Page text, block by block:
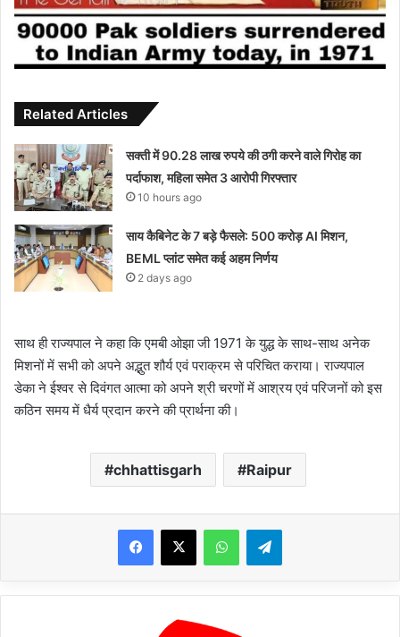
Related Articles
सक्ती में 90.28 लाख रुपये की ठगी करने वाले गिरोह का
पर्दाफाश, महिला समेत 3 आरोपी गिरफ्तार
10 hours ago
साय कैबिनेट के 7 बड़े फैसले: 500 करोड़ AI मिशन,
BEML प्लांट समेत कई अहम निर्णय
2 days ago
साथ ही राज्यपाल ने कहा कि एमबी ओझा जी 1971 के युद्ध के साथ-साथ अनेक
मिशनों में सभी को अपने अद्भुत शौर्य एवं पराक्रम से परिचित कराया। राज्यपाल
डेका ने ईश्वर से दिवंगत आत्मा को अपने श्री चरणों में आश्रय एवं परिजनों को इस
कठिन समय में धैर्य प्रदान करने की प्रार्थना की।
chhattisgarh Raipur
WhatsAppTelegram